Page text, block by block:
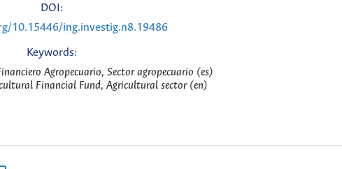
DOI:
10.15446/ing.investig.n8.19486
Keywords:
Agropecuario, Sector agropecuario (es)
Financial Fund, Agricultural sector (en)